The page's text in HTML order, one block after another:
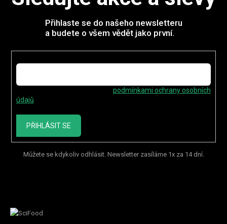
Přihlaste se do našeho newsletteru
a budete o všem vědět jako první.
podmínkami ochrany osobních
údajů
PŘIHLÁSIT SE
Můžete se kdykoliv odhlásit. Newsletter zasíláme 1x za 14 dní.